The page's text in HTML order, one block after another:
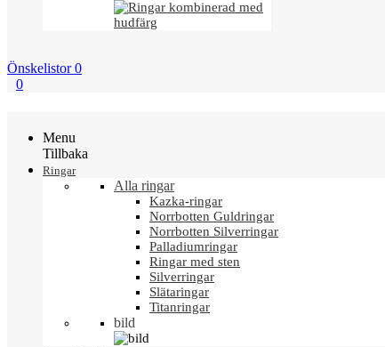
Önskelistor 0
0
Menu
Tillbaka
Ringar
Alla ringar
Kazka-ringar
Norrbotten Guldringar
Norrbotten Silverringar
Palladiumringar
Ringar med sten
Silverringar
Slätaringar
Titanringar
bild